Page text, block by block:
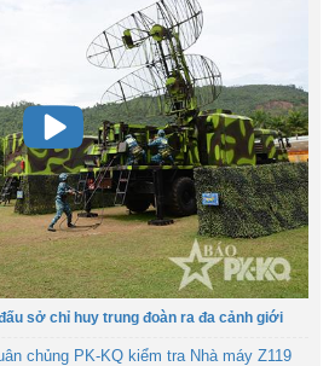
sở chỉ huy trung đoàn ra đa cảnh giới
chủng PK-KQ kiểm tra Nhà máy Z119